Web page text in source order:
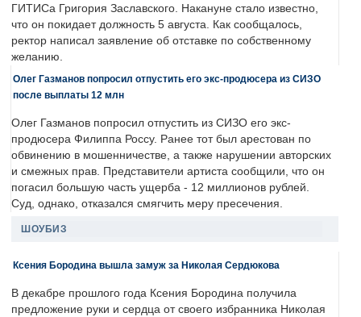
ГИТИСа Григория Заславского. Накануне стало известно,
что он покидает должность 5 августа. Как сообщалось,
ректор написал заявление об отставке по собственному
желанию.
Олег Газманов попросил отпустить его экс-продюсера из СИЗО
после выплаты 12 млн
Олег Газманов попросил отпустить из СИЗО его экс-
продюсера Филиппа Россу. Ранее тот был арестован по
обвинению в мошенничестве, а также нарушении авторских
и смежных прав. Представители артиста сообщили, что он
погасил большую часть ущерба - 12 миллионов рублей.
Суд, однако, отказался смягчить меру пресечения.
ШОУБИЗ
Ксения Бородина вышла замуж за Николая Сердюкова
В декабре прошлого года Ксения Бородина получила
предложение руки и сердца от своего избранника Николая